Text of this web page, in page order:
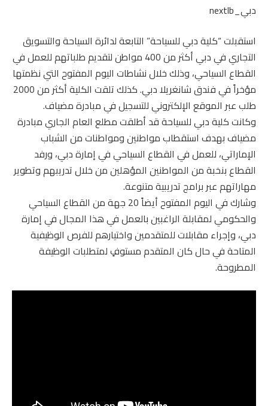
دبي_nextlb
استقبلت “كلية دبي للسياحة” التابعة لدائرة السياحة والتسويق
التجاري في دبي أكثر من 400 مواطن لتقديم طلباتهم للعمل في
القطاع السياحي، وذلك خلال نشاطات اليوم المفتوح التي نظمتها
مؤخراً في فندق شانغريلا دبي. كذلك تلقت الكلية أكثر من 2000
طلب عبر الموقع الإلكتروني للتسجيل في مبادرة مضياف.
وكانت كلية دبي للسياحة قد أطلقت مطلع العام الجاري مبادرة
مضياف بهدف استقطاب مواطنين ومواطنات من الشباب
الإماراتي، للعمل في القطاع السياحي في إمارة دبي، ورفد
القطاع بنخبة من المواطنين المؤهلين من خلال تدريبهم وتطوير
مهاراتهم عبر برامج تدريبية متنوعة.
وشارك في اليوم المفتوح أيضاً 20 جهة من القطاع السياحي
والحكومي لمقابلة الراغبين بالعمل في هذا المجال في إمارة
دبي، وإجراء مقابلات للمتقدمين واختيارهم للفرص الوظيفية
المتاحة في حال كان المتقدم مستوفٍ لمتطلبات الوظيفة
المطروحة.